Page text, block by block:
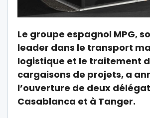
Le groupe espagnol MPG,
leader dans le transport
logistique et le traitement
cargaisons de projets, a
l’ouverture de deux
Casablanca et à Tanger.